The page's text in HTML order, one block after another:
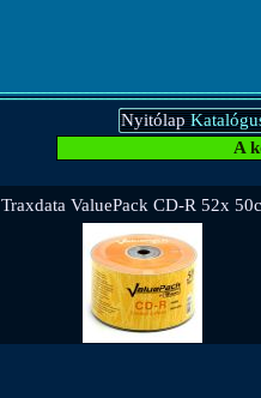
Nyitólap
A
Traxdata ValuePack CD-R 52x